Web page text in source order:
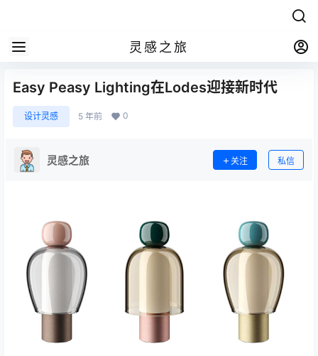
灵感之旅
Easy Peasy Lighting在Lodes迎接新时代
设计灵感 5 年前 0
灵感之旅 关注 私信